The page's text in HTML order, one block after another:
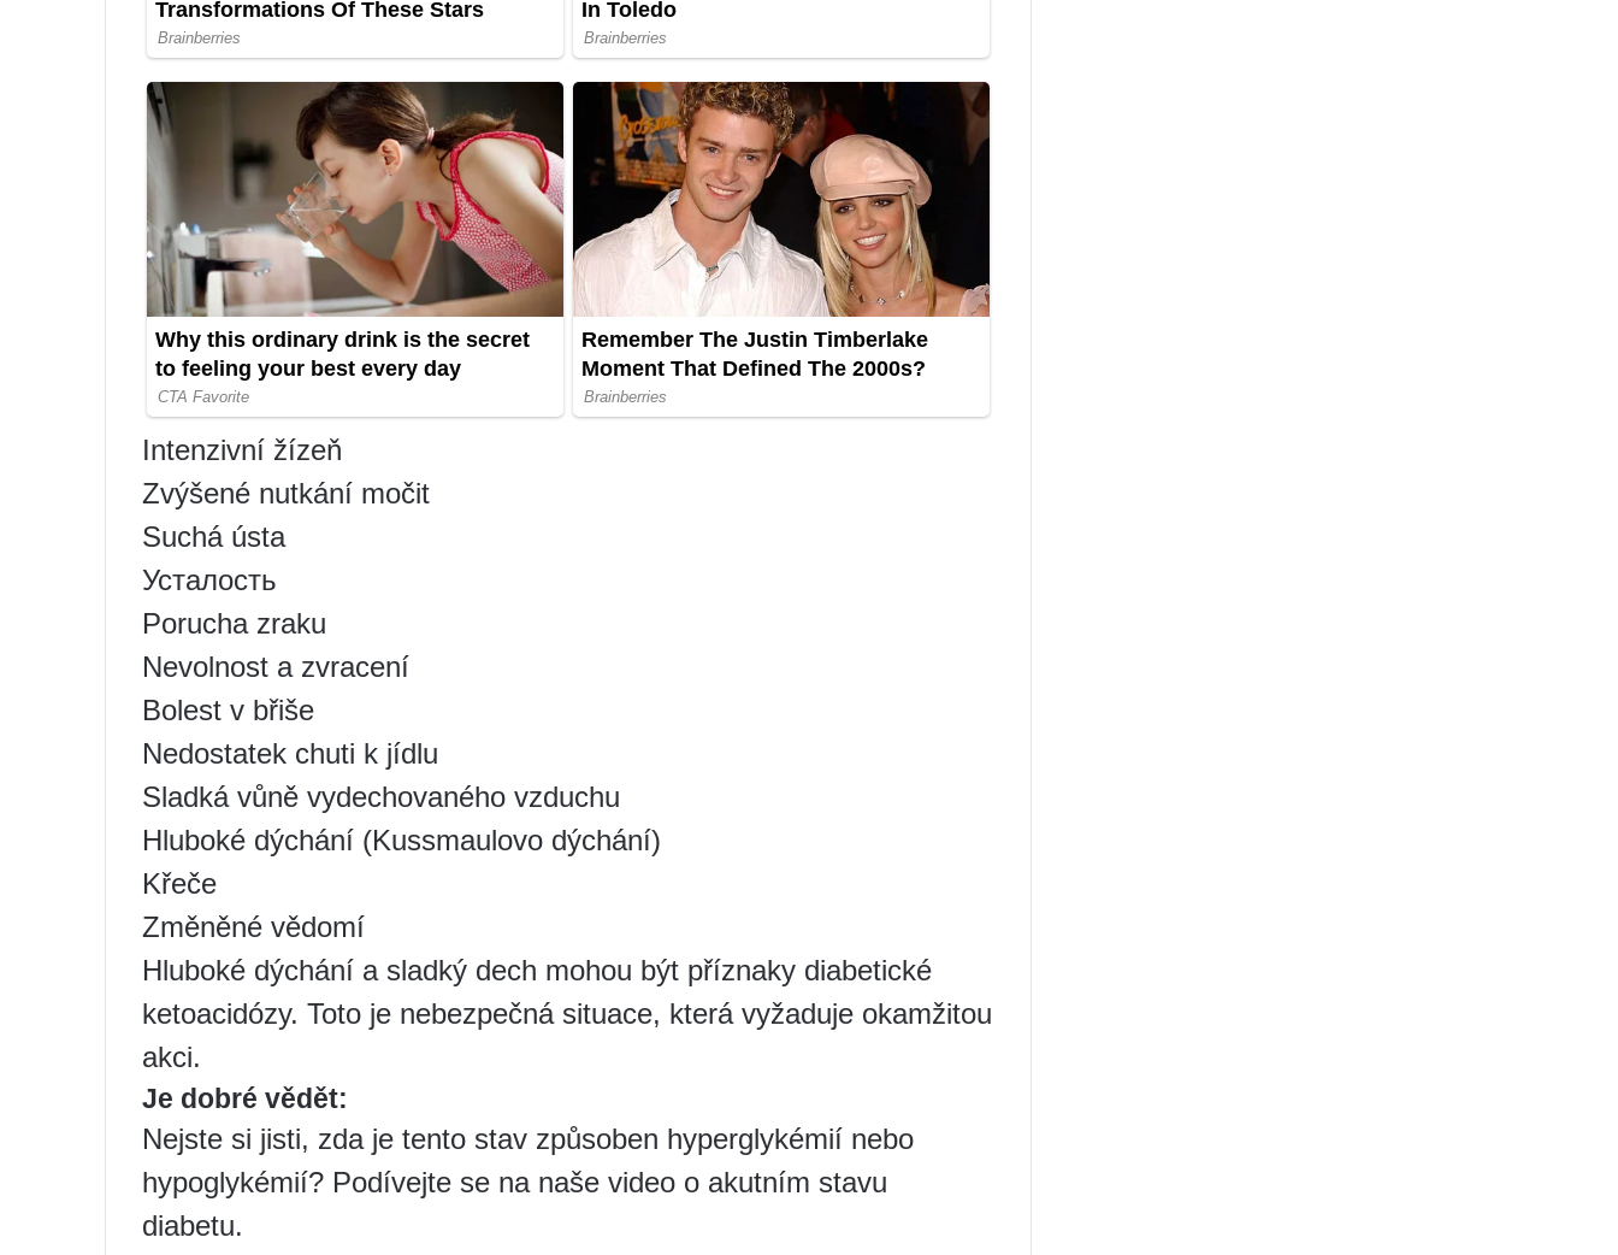
Intenzivní žízeň
Zvýšené nutkání močit
Suchá ústa
Усталость
Porucha zraku
Nevolnost a zvracení
Bolest v břiše
Nedostatek chuti k jídlu
Sladká vůně vydechovaného vzduchu
Hluboké dýchání (Kussmaulovo dýchání)
Křeče
Změněné vědomí
Hluboké dýchání a sladký dech mohou být příznaky diabetické
ketoacidózy. Toto je nebezpečná situace, která vyžaduje okamžitou
akci.
Je dobré vědět:
Nejste si jisti, zda je tento stav způsoben hyperglykémií nebo
hypoglykémií? Podívejte se na naše video o akutním stavu
diabetu.